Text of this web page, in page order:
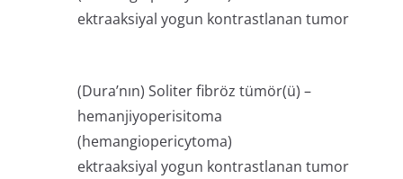
ektraaksiyal yogun kontrastlanan tumor
(Dura’nın) Soliter fibröz tümör(ü) –
hemanjiyoperisitoma
(hemangiopericytoma)
ektraaksiyal yogun kontrastlanan tumor